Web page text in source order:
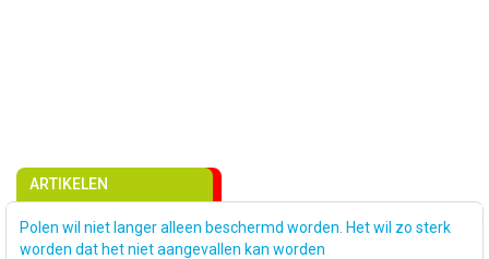
ARTIKELEN
Polen wil niet langer alleen beschermd worden. Het wil zo sterk
worden dat het niet aangevallen kan worden